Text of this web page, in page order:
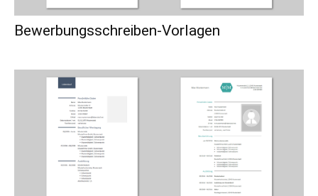
Bewerbungsschreiben-Vorlagen